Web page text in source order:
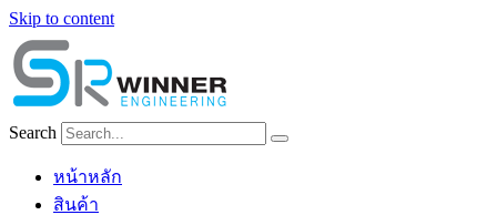
Skip to content
Search
หน้าหลัก
สินค้า